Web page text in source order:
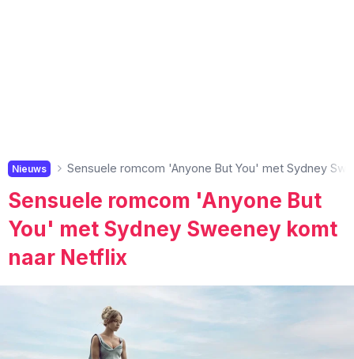
Nieuws Sensuele romcom 'Anyone But You' met Sydney
Sensuele romcom 'Anyone But
You' met Sydney Sweeney komt
naar Netflix